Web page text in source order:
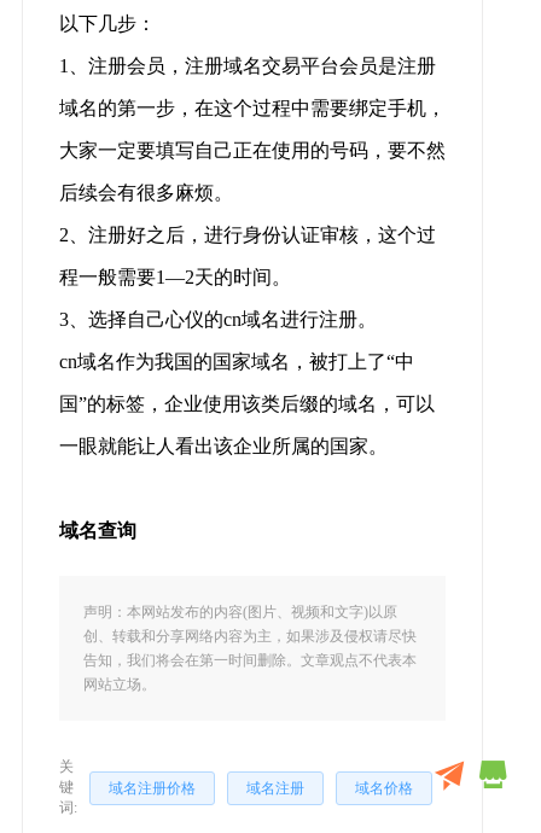
以下几步：
1、注册会员，注册域名交易平台会员是注册
域名的第一步，在这个过程中需要绑定手机，
大家一定要填写自己正在使用的号码，要不然
后续会有很多麻烦。
2、注册好之后，进行身份认证审核，这个过
程一般需要1—2天的时间。
3、选择自己心仪的cn域名进行注册。
cn域名作为我国的国家域名，被打上了“中
国”的标签，企业使用该类后缀的域名，可以
一眼就能让人看出该企业所属的国家。
域名查询
声明：本网站发布的内容(图片、视频和文字)以原
创、转载和分享网络内容为主，如果涉及侵权请尽快
告知，我们将会在第一时间删除。文章观点不代表本
网站立场。
关
键
词:
域名注册价格 域名注册 域名价格